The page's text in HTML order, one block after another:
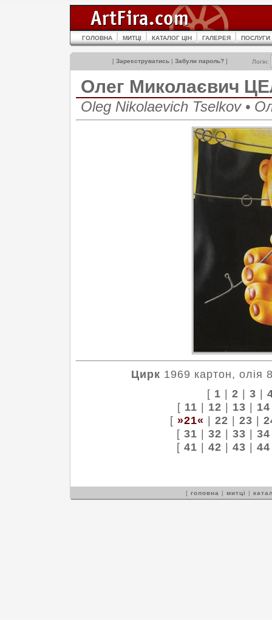
ГОЛОВНА МИТЦІ КАТАЛОГ ЦІН ГАЛЕРЕЯ ПОСЛУГИ
[ Зареєструватись | Забули пароль? ] Логін:
Олег Миколаєвич
Oleg Nikolaevich Tselkov •
Цирк 1969 картон,
[ 1 | 2 | 3 |
[ 11 | 12 | 13 | 14
[ »21« | 22 | 23 |
[ 31 | 32 | 33 | 34
[ 41 | 42 | 43 | 44
[ головна | митці |